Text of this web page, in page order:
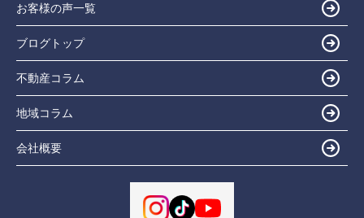
お客様の声一覧
ブログトップ
不動産コラム
地域コラム
会社概要